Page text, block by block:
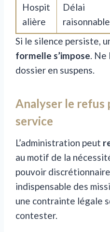
Hospit
alière
Délai
raisonnable
Si le silence persiste,
formelle s’impose. Ne
dossier en suspens.
Analyser le refus
service
L’administration peut
au motif de la
pouvoir
indispensable des
une contrainte légale
contester.